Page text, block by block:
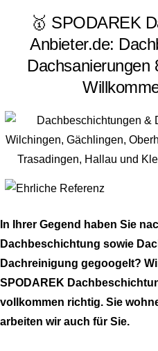
🥇 SPODAREK
Anbieter.de:
Dachsanierungen
In Ihrer Gegend haben Sie
Dachbeschichtung sowie
Dachreinigung gegoogelt?
SPODAREK
vollkommen richtig. Sie
arbeiten wir auch für Sie.